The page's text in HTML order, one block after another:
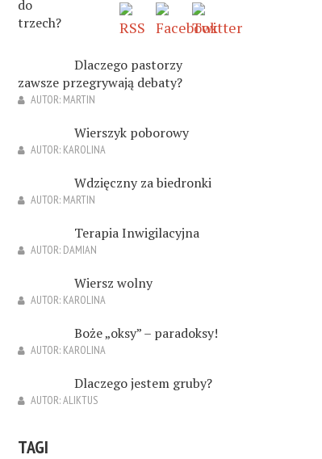
Dlaczego pastorzy
zawsze przegrywają debaty?
AUTOR: MARTIN
Wierszyk poborowy
AUTOR: KAROLINA
Wdzięczny za biedronki
AUTOR: MARTIN
Terapia Inwigilacyjna
AUTOR: DAMIAN
Wiersz wolny
AUTOR: KAROLINA
Boże „oksy” – paradoksy!
AUTOR: KAROLINA
Dlaczego jestem gruby?
AUTOR:ALIKTUS
TAGI